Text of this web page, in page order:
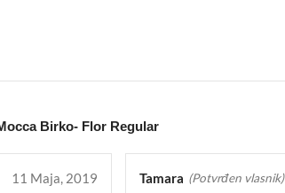
Birko- Flor Regular
11 Maja, 2019 Tamara (Potvrđen vlasnik)